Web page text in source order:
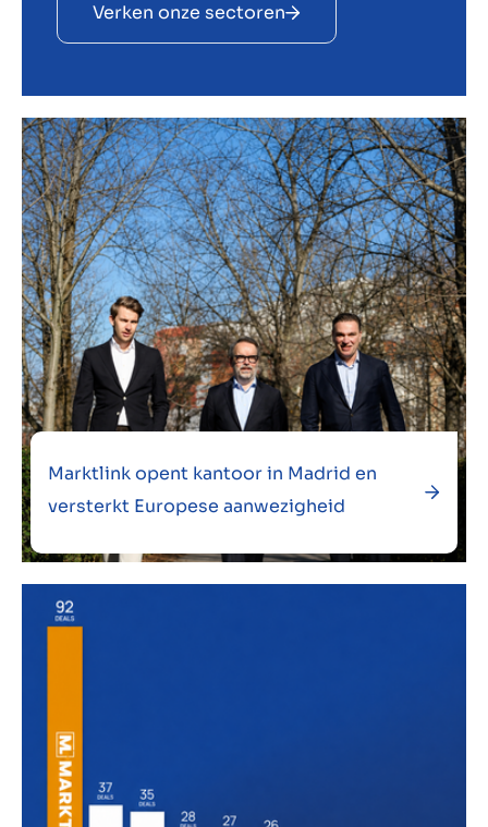
Verken onze sectoren
Marktlink opent kantoor in Madrid en
versterkt Europese aanwezigheid